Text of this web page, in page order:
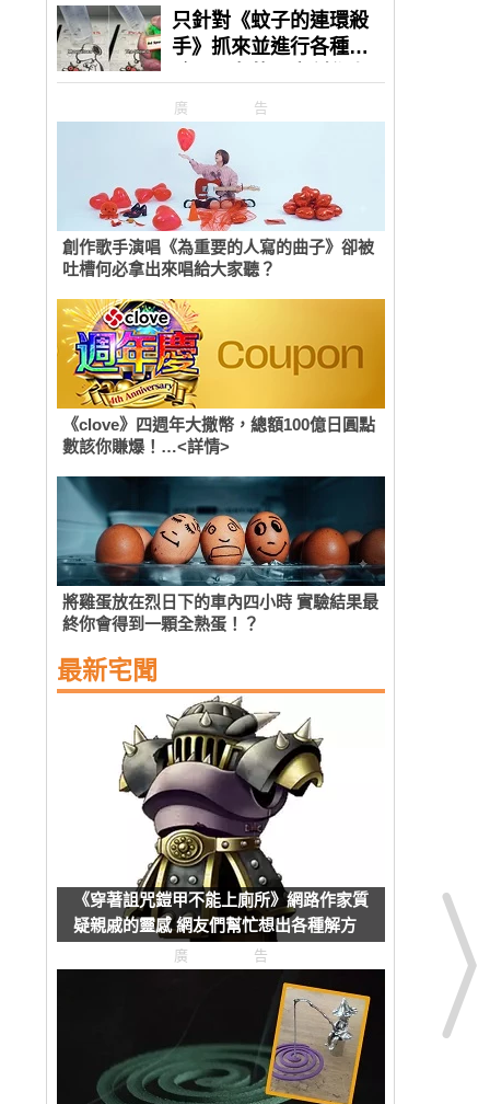
廣告
創作歌手演唱《為重要的人寫的曲子》卻被
吐槽何必拿出來唱給大家聽？
《clove》四週年大撒幣，總額100億日圓點
數該你賺爆！…<詳情>
將雞蛋放在烈日下的車內四小時 實驗結果最
終你會得到一顆全熟蛋！？
最新宅聞
《穿著詛咒鎧甲不能上廁所》網路作家質
疑親戚的靈感 網友們幫忙想出各種解方
廣告